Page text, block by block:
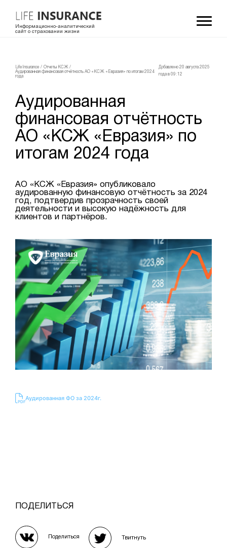
Информационно-аналитический
сайт о страховании жизни
LifeInsurance / Отчеты КСЖ /
Аудированная финансовая отчётность АО «КСЖ «Евразия» по итогам 2024
года
Добавлено 20 августа 2025
года в 09:12
Аудированная
финансовая отчётность
АО «КСЖ «Евразия» по
итогам 2024 года
АО «КСЖ «Евразия» опубликовало
аудированную финансовую отчётность за 2024
год, подтвердив прозрачность своей
деятельности и высокую надёжность для
клиентов и партнёров.
Аудированная ФО за 2024г.
ПОДЕЛИТЬСЯ
Поделиться Твитнуть